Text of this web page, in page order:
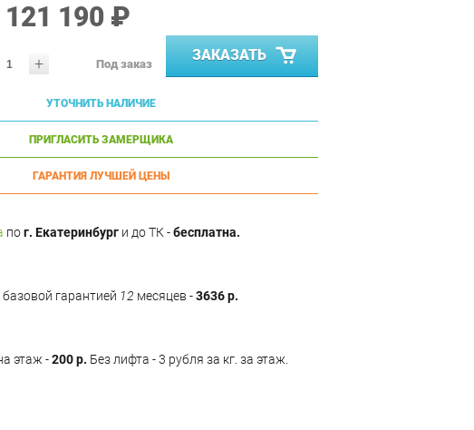
121 190 ₽
+ Под заказ
ЗАКАЗАТЬ
УТОЧНИТЬ НАЛИЧИЕ
ПРИГЛАСИТЬ ЗАМЕРЩИКА
ГАРАНТИЯ ЛУЧШЕЙ ЦЕНЫ
пог. Екатеринбург и до ТК -бесплатна.
базовой гарантией 12 месяцев -3636 р.
этаж -200 р. Без лифта - 3 рубля за кг. за этаж.